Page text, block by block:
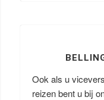
Ook als u
reizen bent u bij